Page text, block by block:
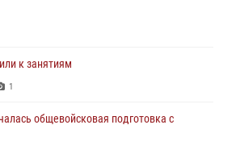
к занятиям
1
общевойсковая подготовка с